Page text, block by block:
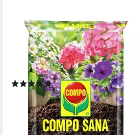
COMPO
Blumenerde COMPO Sana
Balkon- und
Kübelpflanzenerde, 50 Ltr
(9)
22,00 €
(0,44 €/ 1 l)
lieferbar - in 4-5 Werktagen bei dir